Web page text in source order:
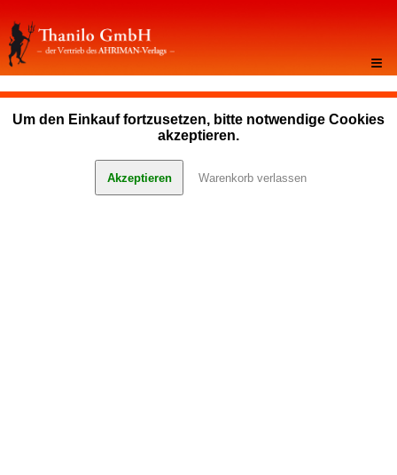
≡
Um den Einkauf fortzusetzen, bitte notwendige Cookies
akzeptieren.
Akzeptieren Warenkorb verlassen